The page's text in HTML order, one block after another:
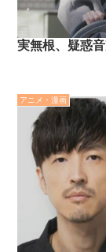
実無根、疑惑
アニメ・漫画